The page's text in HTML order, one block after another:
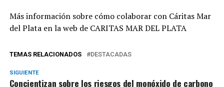
Más información sobre cómo colaborar con Cáritas Mar
del Plata en la web de CARITAS MAR DEL PLATA
TEMAS RELACIONADOS DESTACADAS
SIGUIENTE
Concientizan sobre los riesgos del monóxido de carbono